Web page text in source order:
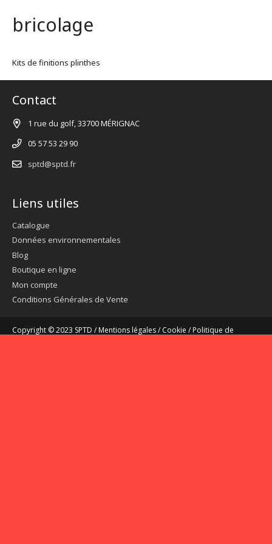
bricolage
Kits de finitions plinthes
Contact
1 rue du golf, 33700 MÉRIGNAC
05 57 53 29 90
sptd@sptd.fr
Liens utiles
Catalogue
Données environnementales
Blog
Boutique en ligne
Mon compte
Conditions Générales de Vente
Copyright © 2023 SPTD / Mentions légales/ Cookie / Politique de